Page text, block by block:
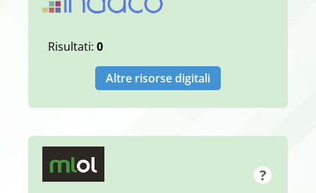
Risultati: 0
Altre risorse digitali